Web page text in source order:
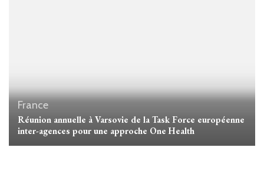
France
Réunion annuelle à Varsovie de la Task Force européenne
inter-agences pour une approche One Health